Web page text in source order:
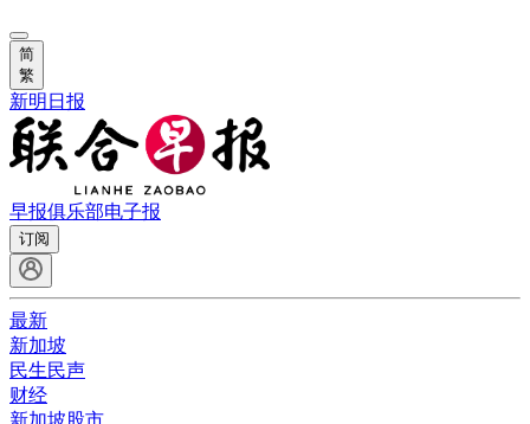
简
繁
新明日报
早报俱乐部电子报
订阅
最新
新加坡
民生民声
财经
新加坡股市